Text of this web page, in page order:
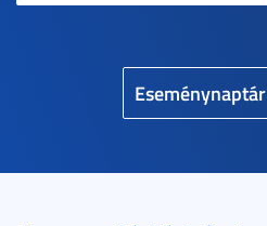
Eseménynaptár